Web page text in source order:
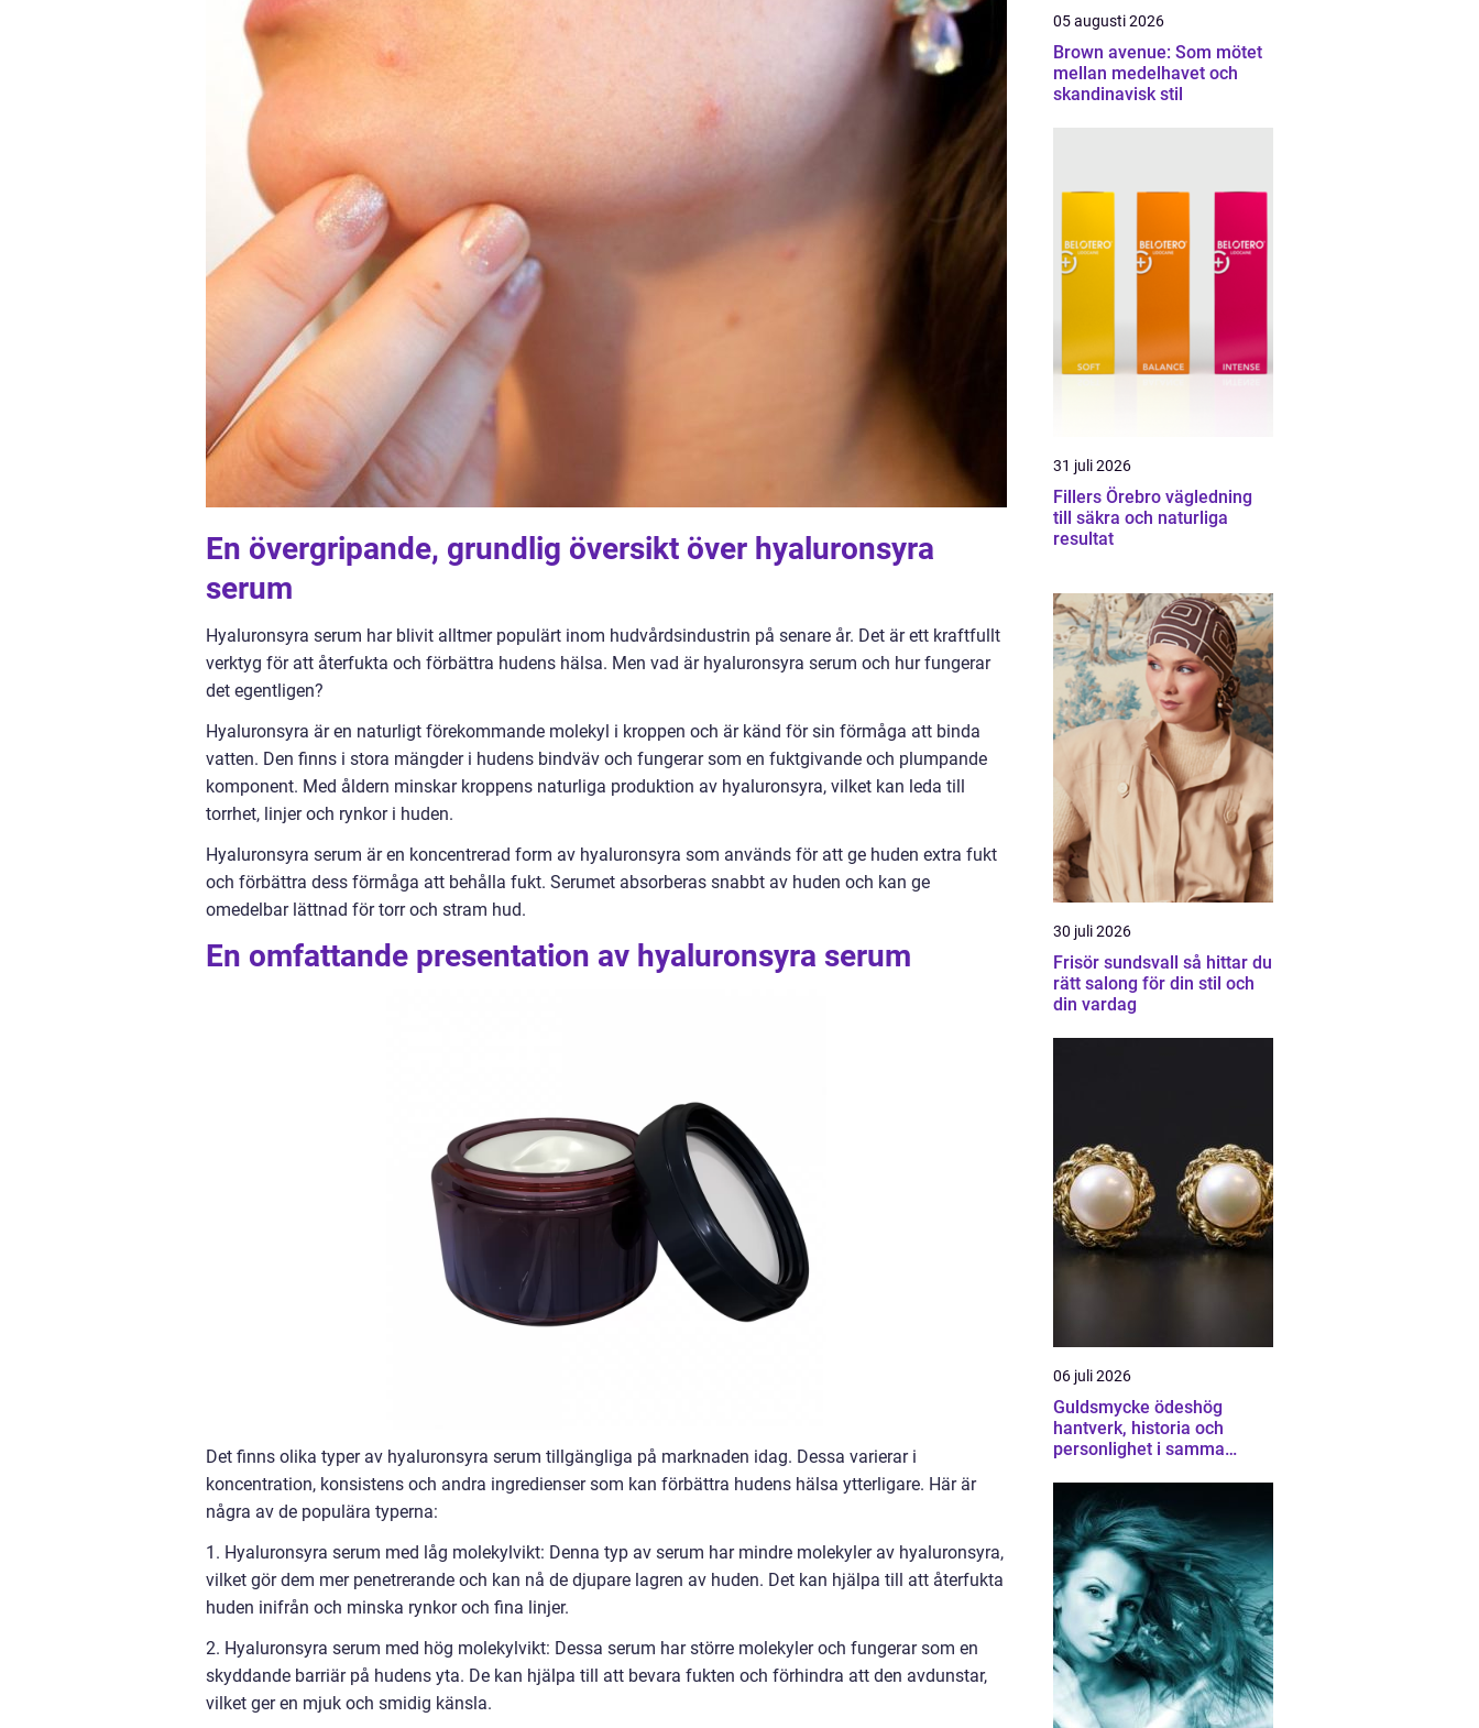
En övergripande, grundlig översikt över hyaluronsyra
serum
Hyaluronsyra serum har blivit alltmer populärt inom hudvårdsindustrin på senare år. Det är ett kraftfullt
verktyg för att återfukta och förbättra hudens hälsa. Men vad är hyaluronsyra serum och hur fungerar
det egentligen?
Hyaluronsyra är en naturligt förekommande molekyl i kroppen och är känd för sin förmåga att binda
vatten. Den finns i stora mängder i hudens bindväv och fungerar som en fuktgivande och plumpande
komponent. Med åldern minskar kroppens naturliga produktion av hyaluronsyra, vilket kan leda till
torrhet, linjer och rynkor i huden.
Hyaluronsyra serum är en koncentrerad form av hyaluronsyra som används för att ge huden extra fukt
och förbättra dess förmåga att behålla fukt. Serumet absorberas snabbt av huden och kan ge
omedelbar lättnad för torr och stram hud.
En omfattande presentation av hyaluronsyra serum
Det finns olika typer av hyaluronsyra serum tillgängliga på marknaden idag. Dessa varierar i
koncentration, konsistens och andra ingredienser som kan förbättra hudens hälsa ytterligare. Här är
några av de populära typerna:
1. Hyaluronsyra serum med låg molekylvikt: Denna typ av serum har mindre molekyler av hyaluronsyra,
vilket gör dem mer penetrerande och kan nå de djupare lagren av huden. Det kan hjälpa till att återfukta
huden inifrån och minska rynkor och fina linjer.
2. Hyaluronsyra serum med hög molekylvikt: Dessa serum har större molekyler och fungerar som en
skyddande barriär på hudens yta. De kan hjälpa till att bevara fukten och förhindra att den avdunstar,
vilket ger en mjuk och smidig känsla.
05 augusti 2026
Brown avenue: Som mötet
mellan medelhavet och
skandinavisk stil
31 juli 2026
Fillers Örebro vägledning
till säkra och naturliga
resultat
30 juli 2026
Frisör sundsvall så hittar du
rätt salong för din stil och
din vardag
06 juli 2026
Guldsmycke ödeshög
hantverk, historia och
personlighet i samma